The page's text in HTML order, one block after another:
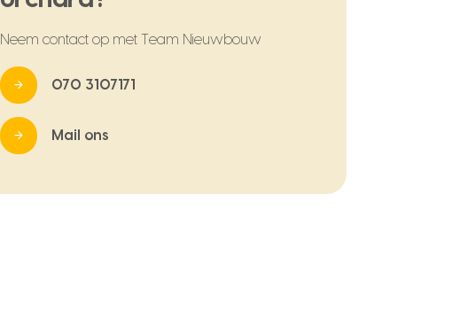
Neem contact op met Team Nieuwbouw
070 3107171
Mail ons